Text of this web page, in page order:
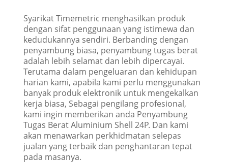
Syarikat Timemetric menghasilkan produk
dengan sifat penggunaan yang istimewa dan
kedudukannya sendiri. Berbanding dengan
penyambung biasa, penyambung tugas berat
adalah lebih selamat dan lebih dipercayai.
Terutama dalam pengeluaran dan kehidupan
harian kami, apabila kami perlu menggunakan
banyak produk elektronik untuk mengekalkan
kerja biasa, Sebagai pengilang profesional,
kami ingin memberikan anda Penyambung
Tugas Berat Aluminium Shell 24P. Dan kami
akan menawarkan perkhidmatan selepas
jualan yang terbaik dan penghantaran tepat
pada masanya.